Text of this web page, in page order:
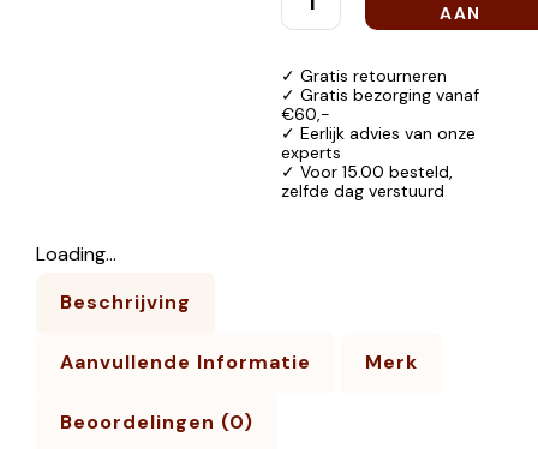
AAN
✓ Gratis retourneren
✓ Gratis bezorging vanaf
€60,-
✓ Eerlijk advies van onze
experts
✓ Voor 15.00 besteld,
zelfde dag verstuurd
Loading...
Beschrijving
Aanvullende Informatie Merk
Beoordelingen (0)